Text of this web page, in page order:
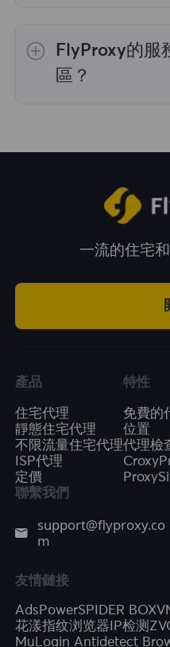
有用。您可以在管
國家的IP地址。
FlyProxy的服
區？
一流的住宅
產品
住宅代理
靜態住宅代理
不限流量住宅代理
ISP代理
定價
特性
免費的
位置
代理檢
聯繫我們
support@flyproxy.co
m
友情鏈接
AdsPowerSPIDER BOX
花漾指纹浏览器 IP检测
MuLogin Antidetect